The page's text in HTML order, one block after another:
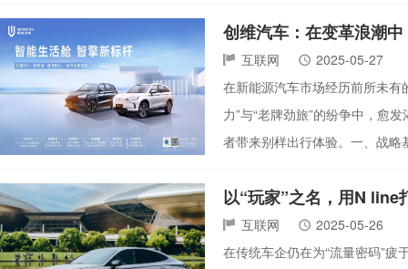
创维汽车：在变革浪潮
互联网
2025-05-27
在新能源汽车市场经历前所未
力”与“老牌劲旅”的纷争中，愈
者带来别样出行体验。一、战
以“玩家”之名，用N line
互联网
2025-05-26
在传统车企仍在为“流量密码”疲